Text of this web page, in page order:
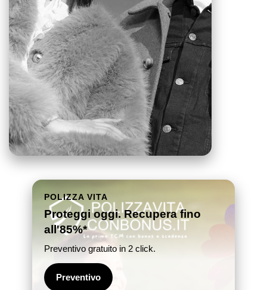
POLIZZA VITA
Proteggi oggi. Recupera fino
all'85%*
Preventivo gratuito in 2 click.
Preventivo